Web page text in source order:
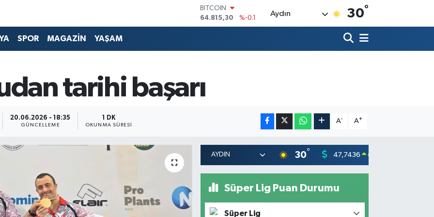
DOLAR
47,7436
%0.18
EURO
13.779
Aydın 30°
SPOR MAGAZİN YAŞAM
tarihi başarı
20.06.2026 - 18:35
GÜNCELLEME
1 DK
OKUNMA SÜRESI
A- A+
30° 47,7436 0.18
Süper Lig Puan Durumu
Süper Lig